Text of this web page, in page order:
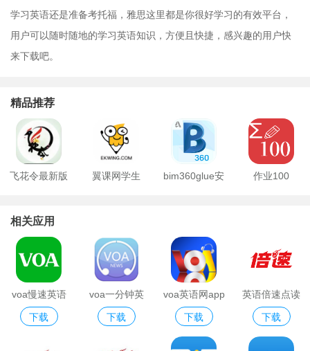
学习英语还是准备考托福，雅思这里都是你很好学习的有效平台，
用户可以随时随地的学习英语知识，方便且快捷，感兴趣的用户快
来下载吧。
精品推荐
飞花令最新版 翼课网学生 bim360glue安 作业100
相关应用
voa慢速英语
手机版苹果版
下载
voa一分钟英
语
下载
voa英语网app
下载
英语倍速点读
下载